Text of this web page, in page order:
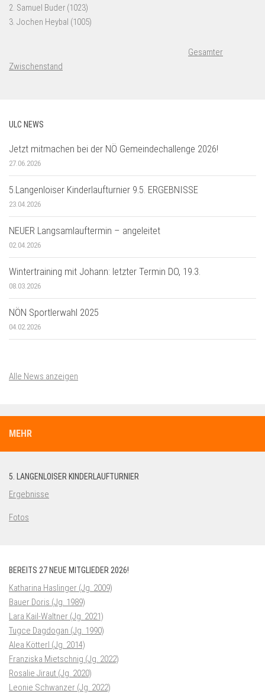
Gesamter
Zwischenstand
ULC NEWS
Jetzt mitmachen bei der NÖ Gemeindechallenge 2026!
27.06.2026
5.Langenloiser Kinderlaufturnier 9.5. ERGEBNISSE
23.04.2026
NEUER Langsamlauftermin – angeleitet
02.04.2026
Wintertraining mit Johann: letzter Termin DO, 19.3.
08.03.2026
NÖN Sportlerwahl 2025
04.02.2026
Alle News anzeigen
MEHR
5. LANGENLOISER KINDERLAUFTURNIER
Ergebnisse
Fotos
BEREITS 27 NEUE MITGLIEDER 2026!
Katharina Haslinger (Jg. 2009)
Bauer Doris (Jg. 1989)
Lara Kail-Waltner (Jg. 2021)
Tugce Dagdogan (Jg. 1990)
Alea Kötterl (Jg. 2014)
Franziska Mietschnig (Jg. 2022)
Rosalie Jiraut (Jg. 2020)
Leonie Schwanzer (Jg. 2022)